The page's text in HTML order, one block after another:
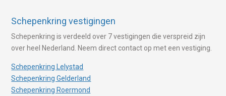
Schepenkring vestigingen
Schepenkring is verdeeld over 7 vestigingen die verspreid zijn
over heel Nederland. Neem direct contact op met een vestiging.
Schepenkring Lelystad
Schepenkring Gelderland
Schepenkring Roermond